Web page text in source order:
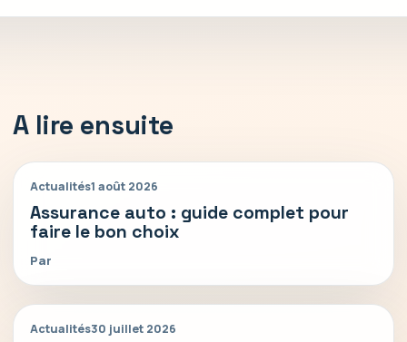
A lire ensuite
Actualités1 août 2026
Assurance auto : guide complet pour
faire le bon choix
Par
Actualités30 juillet 2026